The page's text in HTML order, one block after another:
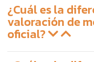
¿Cuál es la
valoración de
oficial?